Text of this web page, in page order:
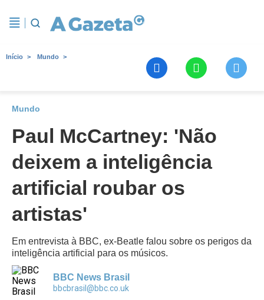
Início Mundo
Mundo
Paul McCartney: 'Não
deixem a inteligência
artificial roubar os
artistas'
Em entrevista à BBC, ex-Beatle falou sobre os perigos da
inteligência artificial para os músicos.
BBC News Brasil
bbcbrasil@bbc.co.uk